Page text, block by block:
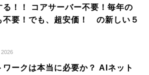
る！！ コアサーバー不要！毎年の
不要！でも、超安価！ の新しい５
ークは本当に必要か？ AIネット